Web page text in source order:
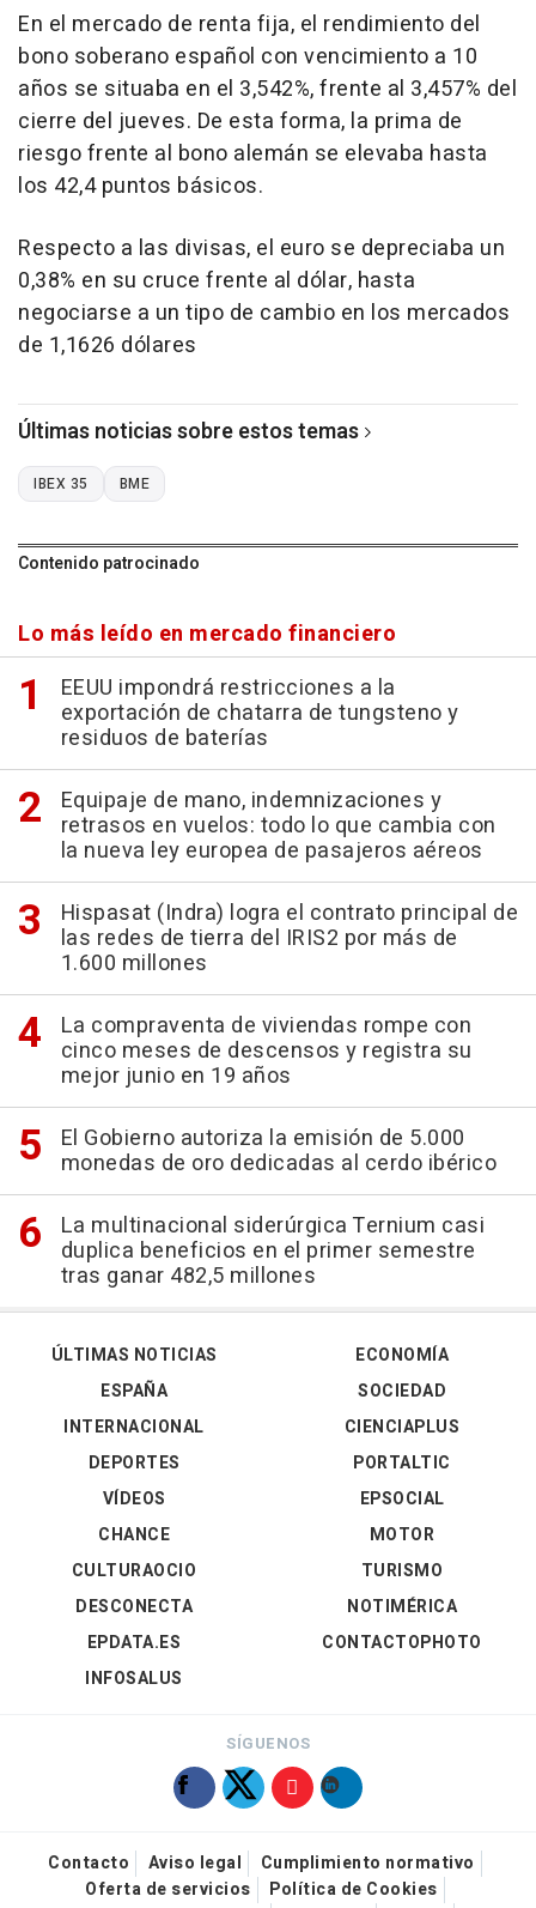
En el mercado de renta fija, el rendimiento del
bono soberano español con vencimiento a 10
años se situaba en el 3,542%, frente al 3,457% del
cierre del jueves. De esta forma, la prima de
riesgo frente al bono alemán se elevaba hasta
los 42,4 puntos básicos.
Respecto a las divisas, el euro se depreciaba un
0,38% en su cruce frente al dólar, hasta
negociarse a un tipo de cambio en los mercados
de 1,1626 dólares
Últimas noticias sobre estos temas
IBEX 35 BME
Contenido patrocinado
Lo más leído en mercado financiero
EEUU impondrá restricciones a la
exportación de chatarra de tungsteno y
residuos de baterías
Equipaje de mano, indemnizaciones y
retrasos en vuelos: todo lo que cambia con
la nueva ley europea de pasajeros aéreos
Hispasat (Indra) logra el contrato principal de
las redes de tierra del IRIS2 por más de
1.600 millones
La compraventa de viviendas rompe con
cinco meses de descensos y registra su
mejor junio en 19 años
El Gobierno autoriza la emisión de 5.000
monedas de oro dedicadas al cerdo ibérico
La multinacional siderúrgica Ternium casi
duplica beneficios en el primer semestre
tras ganar 482,5 millones
ÚLTIMAS NOTICIAS
ESPAÑA
INTERNACIONAL
DEPORTES
VÍDEOS
ECONOMÍA
SOCIEDAD
CIENCIAPLUS
PORTALTIC
EPSOCIAL
CHANCE
CULTURAOCIO
DESCONECTA
EPDATA.ES
INFOSALUS
MOTOR
TURISMO
NOTIMÉRICA
CONTACTOPHOTO
SÍGUENOS
Contacto Aviso legal
Cumplimiento normativo
Oferta de servicios
Política de Cookies